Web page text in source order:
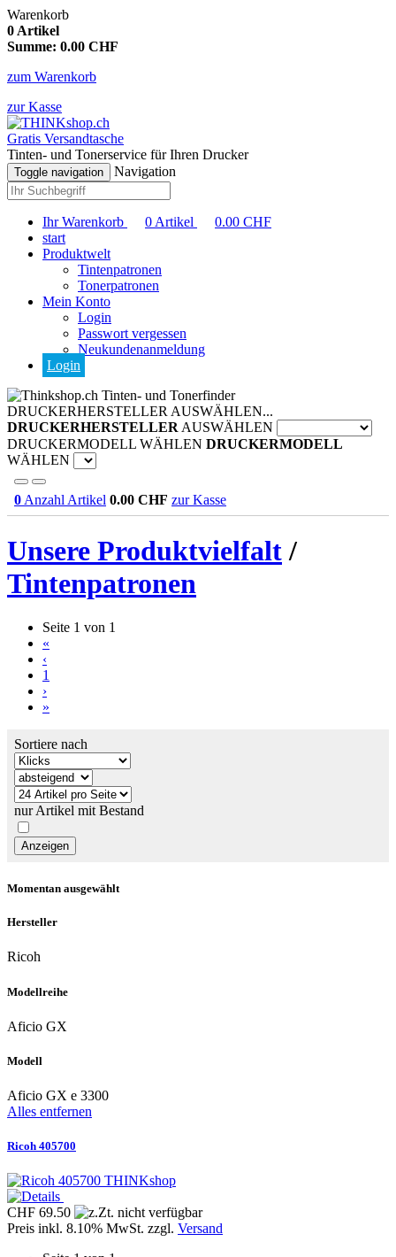
Warenkorb
0 Artikel
Summe: 0.00 CHF
zum Warenkorb
zur Kasse
Gratis Versandtasche
Tinten- und Tonerservice für Ihren Drucker
Toggle navigation Navigation
Ihr Warenkorb 0 Artikel 0.00 CHF
start
Produktwelt
Tintenpatronen
Tonerpatronen
Mein Konto
Login
Passwort vergessen
Neukundenanmeldung
Login
Tinten- und Tonerfinder
DRUCKERHERSTELLER AUSWÄHLEN...
DRUCKERHERSTELLER AUSWÄHLEN
DRUCKERMODELL WÄHLEN DRUCKERMODELL
WÄHLEN
0 Anzahl Artikel 0.00 CHF zur Kasse
Unsere Produktvielfalt/
Tintenpatronen
Seite 1 von 1
«
‹
1
›
»
Sortiere nach
nur Artikel mit Bestand
Momentan ausgewählt
Hersteller
Ricoh
Modellreihe
Aficio GX
Modell
Aficio GX e 3300
Alles entfernen
Ricoh 405700
THINKshop
CHF 69.50
Preis inkl. 8.10% MwSt. zzgl. Versand